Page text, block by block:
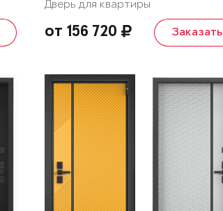
Дверь для квартиры
от 156 720 Заказать